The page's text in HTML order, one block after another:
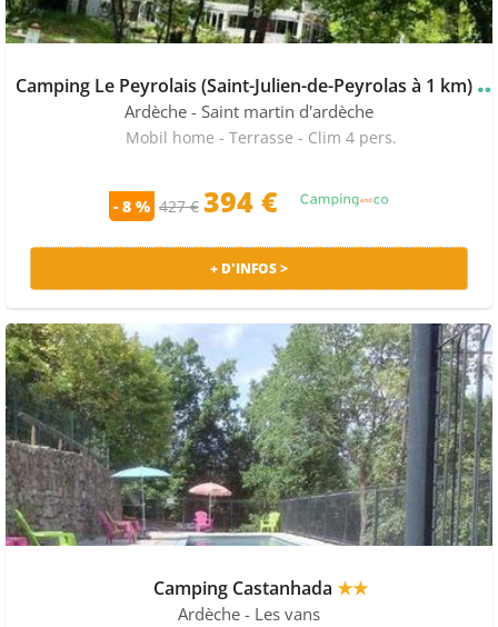
C
amping Le Peyrolais (Saint-Julien-de-Peyrolas à 1 km)
Ardèche - Saint martin d'ardèche
Mobil home - Terrasse - Clim 4 pers.
- 8 % 427 € 394 €
+ D'INFOS >
Camping Castanhada ★★
Ardèche - Les vans